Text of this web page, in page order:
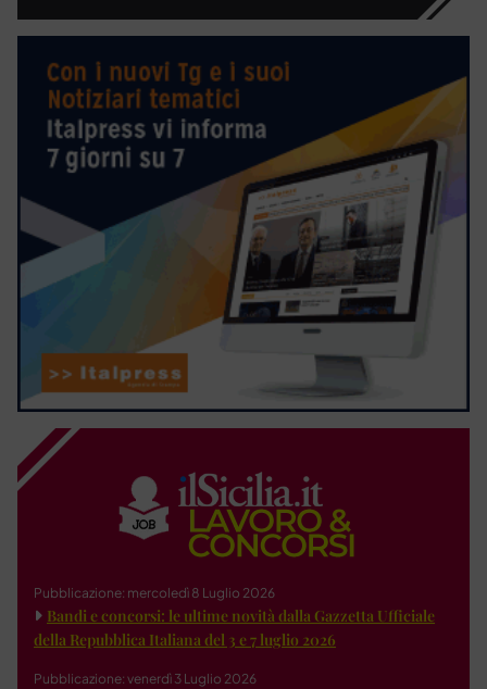
Pubblicazione: mercoledì 8 Luglio 2026
Bandi e concorsi: le ultime novità dalla Gazzetta Ufficiale
della Repubblica Italiana del 3 e 7 luglio 2026
Pubblicazione: venerdì 3 Luglio 2026